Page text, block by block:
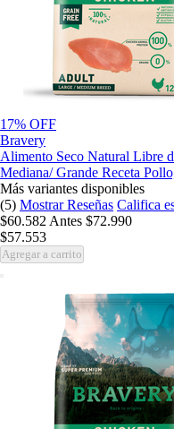
17% OFF
Bravery
Alimento Seco Natural Libre
Mediana/ Grande Receta
Más variantes disponibles
(5) Mostrar Reseñas Califica
$60.582 Antes $72.990
$57.553
Agregar a carrito